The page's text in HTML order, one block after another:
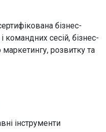
бізнес-
командних сесій, бізнес-
маркетингу, розвитку та
інструменти